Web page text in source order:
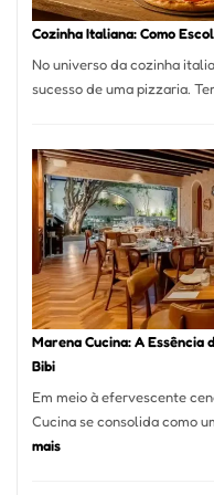
Cozinha Italiana: Como
No universo da cozinha
sucesso de uma pizzaria.
Marena Cucina: A Essência
Bibi
Em meio à efervescente
Cucina se consolida como
mais: